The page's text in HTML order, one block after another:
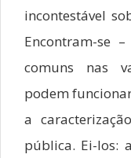
incontestável
Encontram-se
comuns nas
podem
a
pública. Ei-los: